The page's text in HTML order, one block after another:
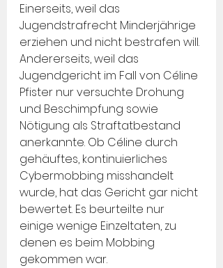
Einerseits, weil das
Jugendstrafrecht Minderjährige
erziehen und nicht bestrafen will.
Andererseits, weil das
Jugendgericht im Fall von Céline
Pfister nur versuchte Drohung
und Beschimpfung sowie
Nötigung als Straftatbestand
anerkannte. Ob Céline durch
gehäuftes, kontinuierliches
Cybermobbing misshandelt
wurde, hat das Gericht gar nicht
bewertet. Es beurteilte nur
einige wenige Einzeltaten, zu
denen es beim Mobbing
gekommen war.